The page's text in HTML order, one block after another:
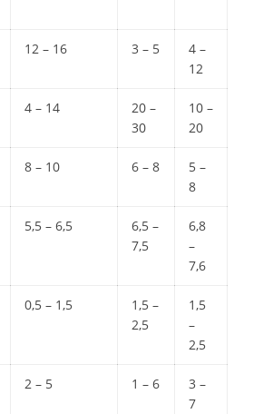
12 – 16 3 – 5
4 –
12
4 – 14
20 –
30
10 –
20
8 – 10 6 – 8
5 –
8
5,5 – 6,5
6,5 –
7,5
6,8
–
7,6
0,5 – 1,5
1,5 –
2,5
1,5
–
2,5
2 – 5 1 – 6
3 –
7